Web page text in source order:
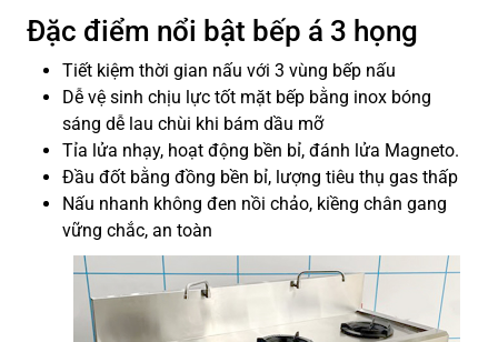
Đặc điểm nổi bật bếp á 3 họng
Tiết kiệm thời gian nấu với 3 vùng bếp nấu
Dễ vệ sinh chịu lực tốt mặt bếp bằng inox bóng
sáng dễ lau chùi khi bám dầu mỡ
Tỉa lửa nhạy, hoạt động bền bỉ, đánh lửa Magneto.
Đầu đốt bằng đồng bền bỉ, lượng tiêu thụ gas thấp
Nấu nhanh không đen nồi chảo, kiềng chân gang
vững chắc, an toàn